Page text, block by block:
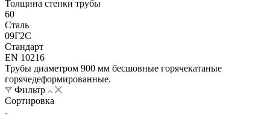
Толщина стенки трубы
60
Сталь
09Г2С
Стандарт
EN 10216
Трубы диаметром 900 мм бесшовные горячекатаные
горячедеформированные.
Фильтр
Сортировка